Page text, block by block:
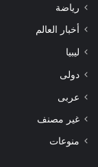
رياضة
أخبار العالم
ليبيا
دولى
عربى
غير مصنف
منوعات